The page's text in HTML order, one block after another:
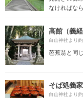
なければな
高館（義経
白山神社より約
芭蕉翁と同
そば処義家
白山神社より約